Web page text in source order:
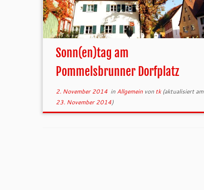
Sonn(en)tag am
Pommelsbrunner Dorfplatz
2. November 2014in Allgemein von tk(aktualisiert am
23. November 2014)